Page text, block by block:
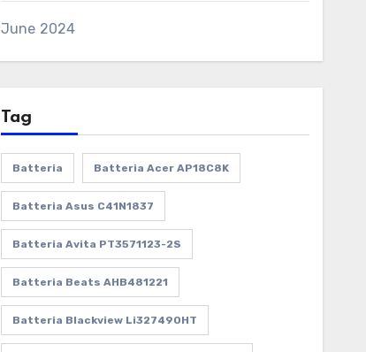
June 2024
Tag
Batteria Batteria Acer AP18C8K
Batteria Asus C41N1837
Batteria Avita PT3571123-2S
Batteria Beats AHB481221
Batteria Blackview Li327490HT